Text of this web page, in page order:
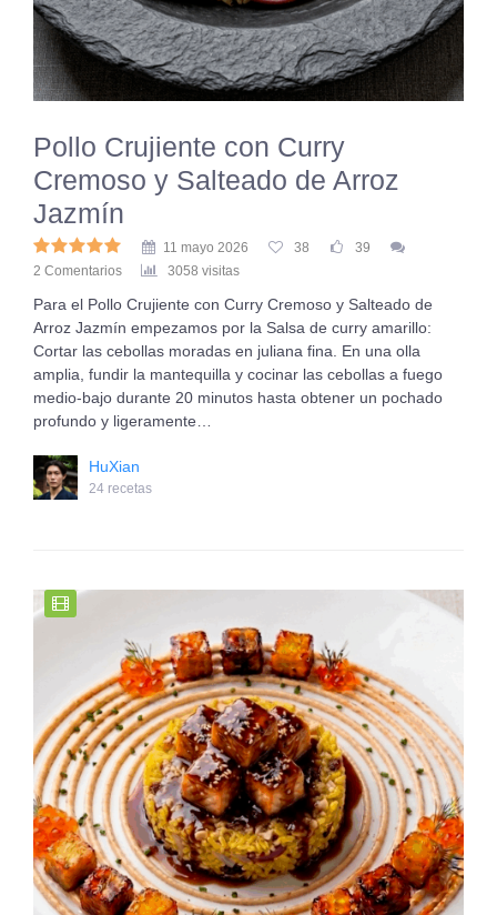
Pollo Crujiente con Curry
Cremoso y Salteado de Arroz
Jazmín
11 mayo 2026 38
39
2 Comentarios
3058 visitas
Para el Pollo Crujiente con Curry Cremoso y Salteado de
Arroz Jazmín empezamos por la Salsa de curry amarillo:
Cortar las cebollas moradas en juliana fina. En una olla
amplia, fundir la mantequilla y cocinar las cebollas a fuego
medio-bajo durante 20 minutos hasta obtener un pochado
profundo y ligeramente…
HuXian
24 recetas